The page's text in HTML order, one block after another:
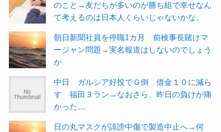
のこと→友だちが多いのが勝ち組で幸せなん
て考えるのは日本人くらいじゃないかな。
朝日新聞社員を停職1カ月 前検事長賭けマ
ージャン問題→実名報道はしないのでしょう
か
中日 ガルシア好投でＧ倒 借金１０に減ら
す 福田３ラン→なおさら、昨日の負けが痛
かった…
日の丸マスクが誹謗中傷で製造中止へ→何